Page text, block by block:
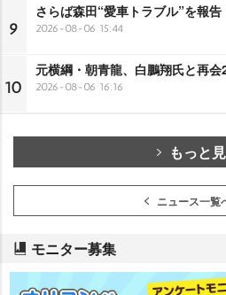
9
さらば森田“愛車トラブル”を報告
2026-08-06 15:44
10
元横綱・朝青龍、白鵬翔氏と再会
2026-08-06 16:16
もっと
ニュース一覧
モニター募集